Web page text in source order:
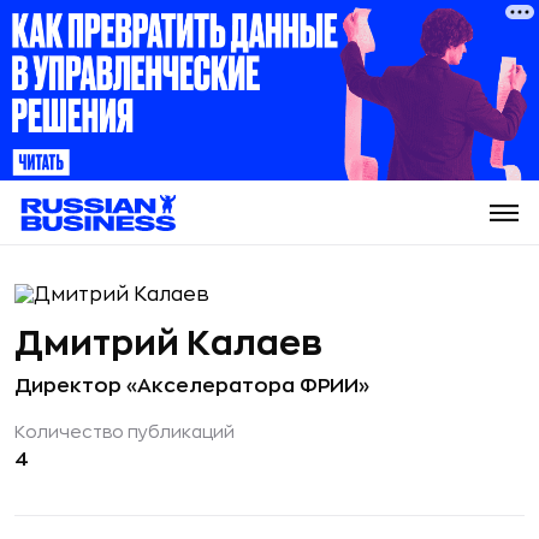
Дмитрий Калаев
Директор «Акселератора ФРИИ»
Количество публикаций
4